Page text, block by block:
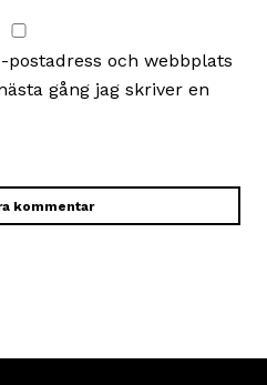
och webbplats
gång jag skriver en